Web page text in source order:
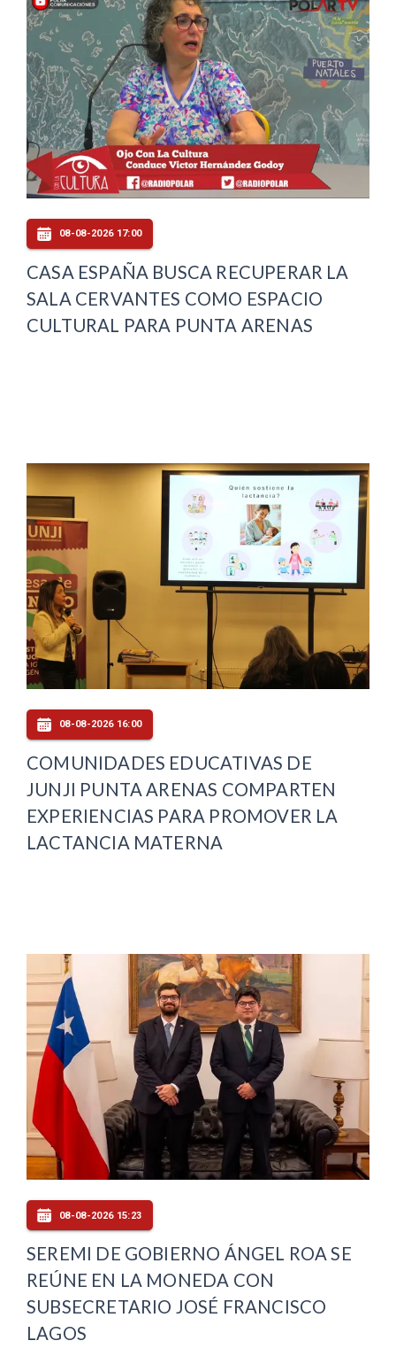
08-08-2026 17:00
CASA ESPAÑA BUSCA RECUPERAR LA
SALA CERVANTES COMO ESPACIO
CULTURAL PARA PUNTA ARENAS
08-08-2026 16:00
COMUNIDADES EDUCATIVAS DE
JUNJI PUNTA ARENAS COMPARTEN
EXPERIENCIAS PARA PROMOVER LA
LACTANCIA MATERNA
08-08-2026 15:23
SEREMI DE GOBIERNO ÁNGEL ROA SE
REÚNE EN LA MONEDA CON
SUBSECRETARIO JOSÉ FRANCISCO
LAGOS